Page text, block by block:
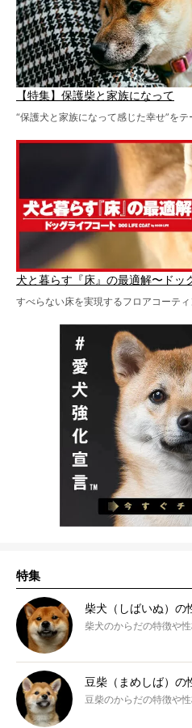
【特集】保護柴と家族になって
“保護犬と家族になって感じた幸せ”をテ
犬と暮らす『床』の最適解〜ドッ
すべらない床を実現するフロアコーティ
特集
柴犬（しばいぬ）の
柴犬のからだの特徴や
豆柴（まめしば）の
豆柴のからだの特徴や